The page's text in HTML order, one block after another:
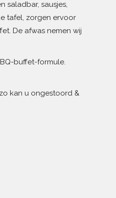
saladbar, sausjes,
tafel, zorgen ervoor
De afwas nemen wij
buffet-formule.
kan u ongestoord &